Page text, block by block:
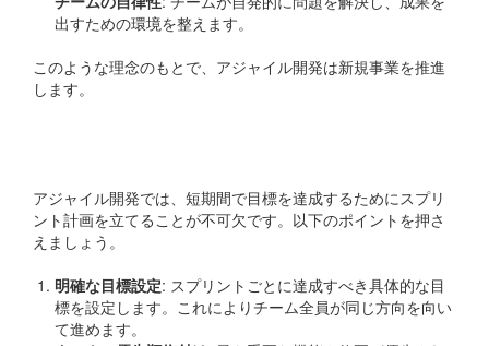
出すための環境を整えます。
このような理念のもとで、アジャイル開発は新規事業を推進
します。
アジャイル開発では、短期間で目標を達成するためにスプリ
ント計画を立てることが不可欠です。以下のポイントを押さ
えましょう。
明確な目標設定: スプリントごとに達成すべき具体的な目
標を設定します。これによりチーム全員が同じ方向を向い
て進めます。